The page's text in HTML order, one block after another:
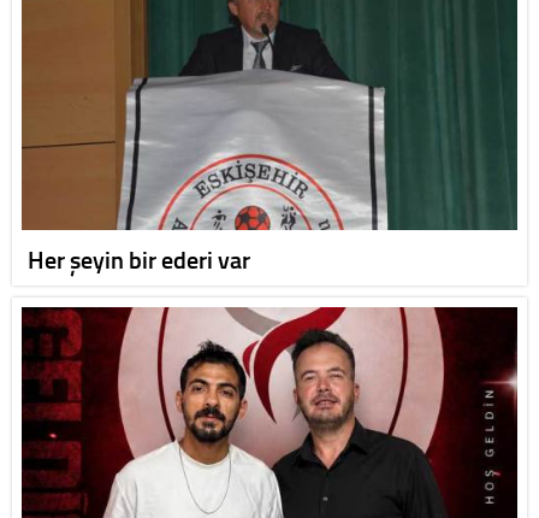
Her şeyin bir ederi var